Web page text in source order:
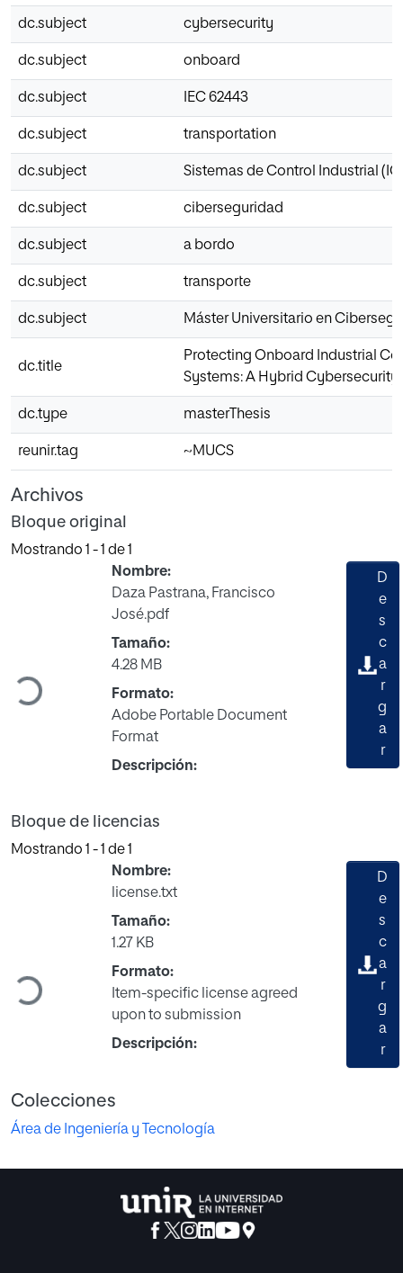
dc.subject cybersecurity
dc.subject onboard
dc.subject IEC 62443
dc.subject transportation
dc.subject Sistemas de Control Industrial
dc.subject ciberseguridad
dc.subject a bordo
dc.subject transporte
dc.subject Máster Universitario en
dc.title
Protecting Onboard Industrial
Systems: A Hybrid
dc.type masterThesis
reunir.tag ~MUCS
Archivos
Bloque original
Mostrando 1 - 1 de 1
Cargando...
Nombre:
Daza Pastrana, Francisco
José.pdf
Tamaño:
4.28 MB
Formato:
Adobe Portable Document
Format
Descripción:
D
e
s
c
a
r
g
a
r
Bloque de licencias
Mostrando 1 - 1 de 1
Cargando...
Nombre:
license.txt
Tamaño:
1.27 KB
Formato:
Item-specific license agreed
upon to submission
Descripción:
D
e
s
c
a
r
g
a
r
Colecciones
Área de Ingeniería y Tecnología